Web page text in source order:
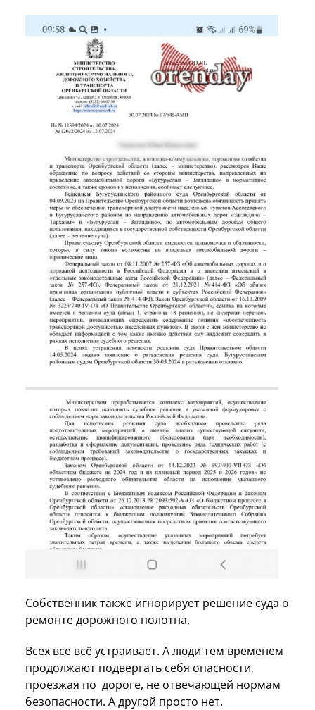
Собственник также игнорирует решение суда о
ремонте дорожного полотна.
Всех все всё устраивает. А люди тем временем
продолжают подвергать себя опасности,
проезжая по дороге, не отвечающей нормам
безопасности. А другой просто нет.